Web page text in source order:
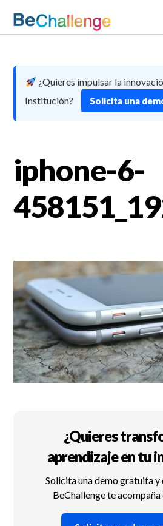
content
¿Quieres impulsar la
Institución?
Solicita una
iphone-6-
¿Quieres
aprendizaje en tu
Solicita una demo gratuita
BeChallenge te acompaña